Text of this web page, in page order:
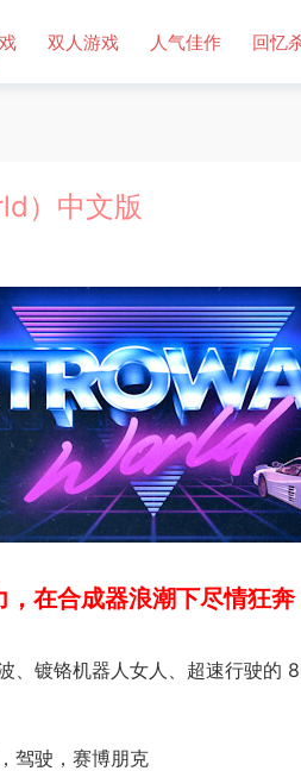
双人游戏 人气佳作 回忆
）中文版
在合成器浪潮下尽情狂奔
、镀铬机器人女人、超速行驶
驾驶，赛博朋克